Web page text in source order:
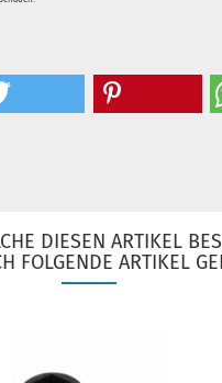
DIESEN ARTIKEL
FOLGENDE ARTIKEL